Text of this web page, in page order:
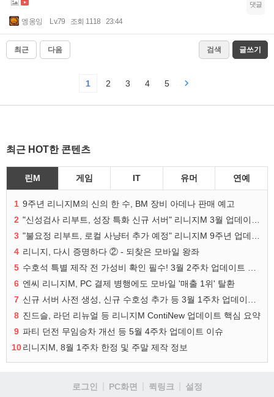
엥옹잉 Lv.79 조회 1118 23:44
댓글
최근 다음 검색 글쓰기
1 2 3 4 5
최근 HOT한 콘텐츠
린M 게임 IT 유머 연예
1 9주년 리니지M의 신의 한 수, BM 장비 아데나 판매 예고
2
"신성검사 리부트, 성장 특화 신규 서버" 리니지M 3월 업데이트 예고
3
"불요정 리부트, 로컬 사냥터 추가 예정" 리니지M 9주년 업데이트 예고
4 리니지, 다시 증명하다 ② - 되찾은 모바일 왕좌
5
수호석 특별 제작 전 가성비 확인 필수! 3월 2주차 업데이트 이슈
6 엔씨 리니지M, PC 결제 병행에도 모바일 '매출 1위' 탈환
7
신규 서버 사전 생성, 신규 수호성 추가 등 3월 1주차 업데이트 이슈
8 진드슬, 라던 리뉴얼 등 리니지M ContiNew 업데이트 핵심 요약
9 파티 던전 무임승차 개선 등 5월 4주차 업데이트 이슈
10리니지M, 8월 1주차 한정 및 주말 제작 정보
로그인 PC화면 퀵링크 설정